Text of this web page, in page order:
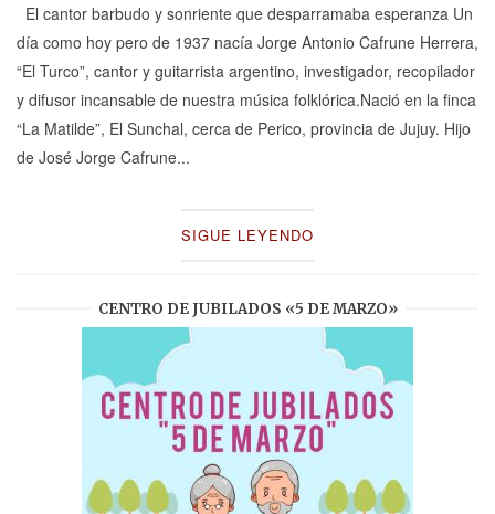
El cantor barbudo y sonriente que desparramaba esperanza Un
día como hoy pero de 1937 nacía Jorge Antonio Cafrune Herrera,
“El Turco”, cantor y guitarrista argentino, investigador, recopilador
y difusor incansable de nuestra música folklórica.Nació en la finca
“La Matilde”, El Sunchal, cerca de Perico, provincia de Jujuy. Hijo
de José Jorge Cafrune...
SIGUE LEYENDO
CENTRO DE JUBILADOS «5 DE MARZO»